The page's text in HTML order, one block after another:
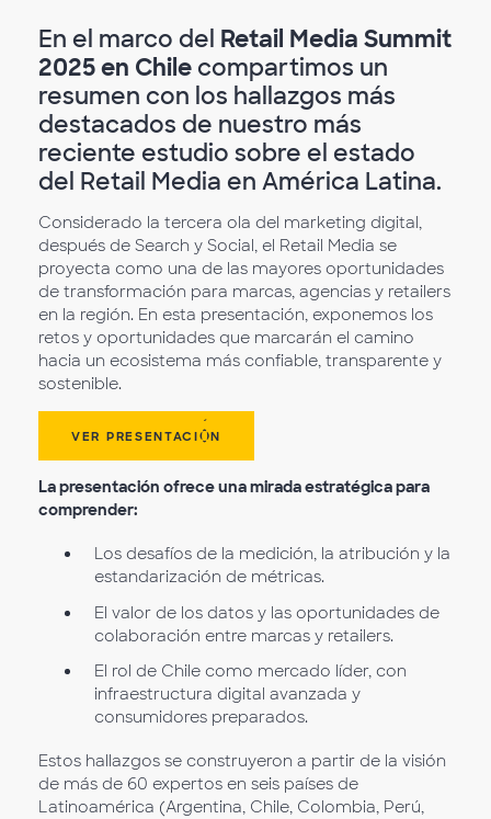
En el marco del Retail Media Summit
2025 en Chile compartimos un
resumen con los hallazgos más
destacados de nuestro más
reciente estudio sobre el estado
del Retail Media en América Latina.
Considerado la tercera ola del marketing digital,
después de Search y Social, el Retail Media se
proyecta como una de las mayores oportunidades
de transformación para marcas, agencias y retailers
en la región. En esta presentación, exponemos los
retos y oportunidades que marcarán el camino
hacia un ecosistema más confiable, transparente y
sostenible.
VER PRESENTACIÓN
La presentación ofrece una mirada estratégica para
comprender:
Los desafíos de la medición, la atribución y la
estandarización de métricas.
El valor de los datos y las oportunidades de
colaboración entre marcas y retailers.
El rol de Chile como mercado líder, con
infraestructura digital avanzada y
consumidores preparados.
Estos hallazgos se construyeron a partir de la visión
de más de 60 expertos en seis países de
Latinoamérica (Argentina, Chile, Colombia, Perú,